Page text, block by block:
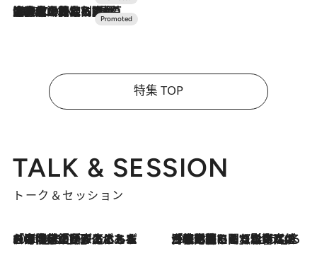
2026.7.10
NEW OPEN！【界 草津】名湯の地に誕生。趣の異なる2種の温泉と上州ならではの会席・蕎麦割烹など美食を味わう究極の癒やし旅
特集 TOP
TALK & SESSION
トーク＆セッション
2026.8.3
「今後値上げがあるとすれば…」「リスクがあるのは今年の冬」エネルギー専門家が語る、ホルムズ海峡封鎖が家庭にもたらす“ある心配” 2026.8.3
「住宅建てられない…」「サーチャージ料の高値が続いている」ホルムズ海峡封鎖による影響はいつまで続く？《エネルギー専門家に聞く“どうなる日本の暮らし”》